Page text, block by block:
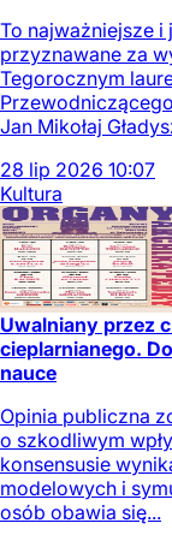
To najważniejsze
przyznawane za
Tegorocznym
Jan Mikołaj
28 lip 2026 10:07
Kultura
Uwalniany przez
cieplarnianego.
nauce
Opinia publiczna
o szkodliwym
konsensusie
modelowych i
osób obawia się...